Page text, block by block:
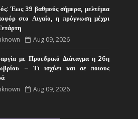
Έως 39 βαθμούς σήμερα, μελτέμια
στο Αιγαίο, η πρόγνωση μέχρι
Aug 09, 2026
με Προεδρικό Διάταγμα η 26η
– Τι ισχύει και σε ποιους
Aug 09, 2026